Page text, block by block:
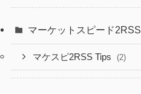
マーケットスピード2RSS
マケスピ2RSS Tips (2)